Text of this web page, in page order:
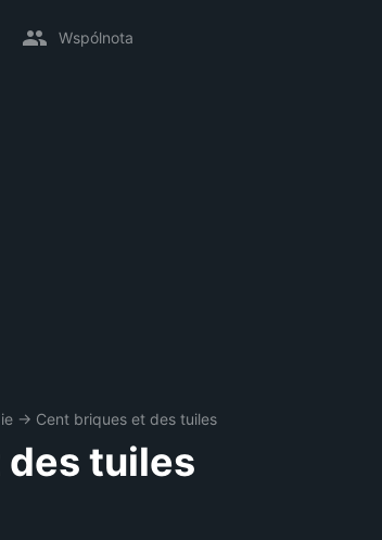
Wspólnota
→ Cent briques et des tuiles
tuiles